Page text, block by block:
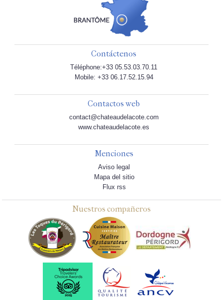
Contáctenos
Téléphone:+33 05.53.03.70.11
Mobile: +33 06.17.52.15.94
Contactos web
contact@chateaudelacote.com
www.chateaudelacote.es
Menciones
Aviso legal
Mapa del sitio
Flux rss
Nuestros compañeros